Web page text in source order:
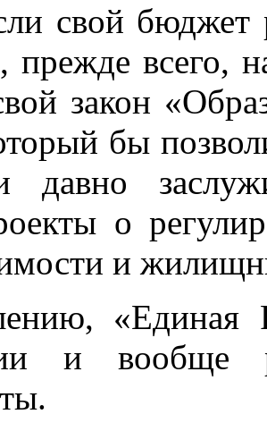
свой бюджет
прежде
закон
бы
давно
о
и
«Единая
и вообще